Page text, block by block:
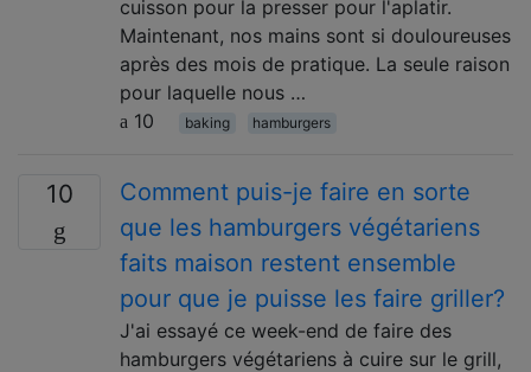
cuisson pour la presser pour l'aplatir.
Maintenant, nos mains sont si douloureuses
après des mois de pratique. La seule raison
pour laquelle nous …
10
baking hamburgers
10
Comment puis-je faire en sorte
que les hamburgers végétariens
faits maison restent ensemble
pour que je puisse les faire griller?
J'ai essayé ce week-end de faire des
hamburgers végétariens à cuire sur le grill,